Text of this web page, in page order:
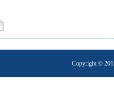
Copyright ©